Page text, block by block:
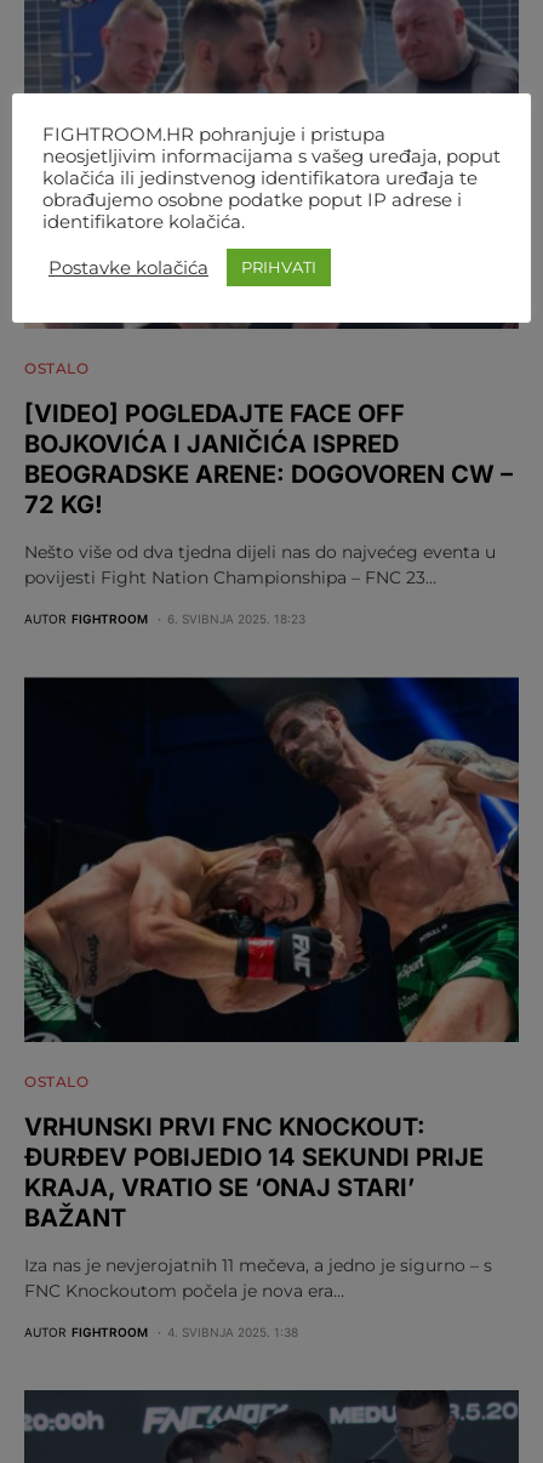
OSTALO
[VIDEO] POGLEDAJTE FACE OFF
BOJKOVIĆA I JANIČIĆA ISPRED
BEOGRADSKE ARENE: DOGOVOREN CW –
72 KG!
Nešto više od dva tjedna dijeli nas do najvećeg eventa u
povijesti Fight Nation Championshipa – FNC 23…
AUTOR FIGHTROOM 6. SVIBNJA 2025. 18:23
OSTALO
VRHUNSKI PRVI FNC KNOCKOUT:
ĐURĐEV POBIJEDIO 14 SEKUNDI PRIJE
KRAJA, VRATIO SE ‘ONAJ STARI’
BAŽANT
Iza nas je nevjerojatnih 11 mečeva, a jedno je sigurno – s
FNC Knockoutom počela je nova era…
AUTOR FIGHTROOM 4. SVIBNJA 2025. 1:38
FIGHTROOM.HR pohranjuje i pristupa
neosjetljivim informacijama s vašeg uređaja, poput
kolačića ili jedinstvenog identifikatora uređaja te
obrađujemo osobne podatke poput IP adrese i
identifikatore kolačića.
Postavke kolačića PRIHVATI